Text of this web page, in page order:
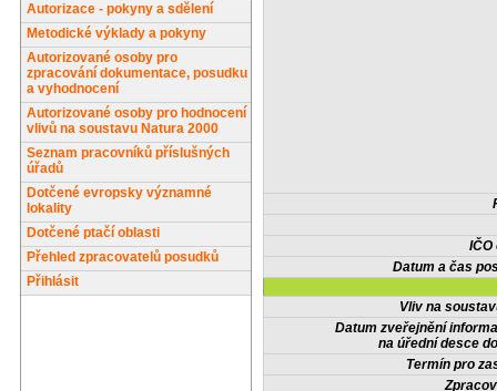
Autorizace - pokyny a sdělení
Metodické výklady a pokyny
Autorizované osoby pro
zpracování dokumentace, posudku
a vyhodnocení
Autorizované osoby pro hodnocení
vlivů na soustavu Natura 2000
Seznam pracovníků příslušných
úřadů
Dotčené evropsky významné
lokality
Dotčené ptačí oblasti
Přehled zpracovatelů posudků
Přihlásit
IČO
Datum a čas
Vliv na
Datum zveřejnění
na úřední desce
Termín pro